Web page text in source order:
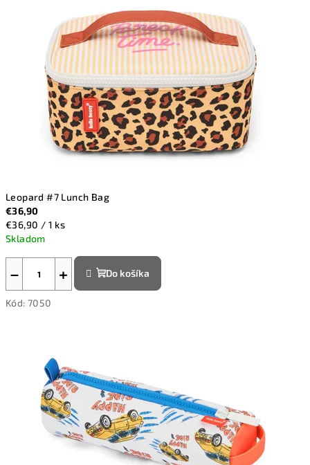
Leopard #7 Lunch Bag
€36,90
Jednotková
cena:
€36,90 / 1 ks
Skladom
+
− Do košíka
Kód: 7050